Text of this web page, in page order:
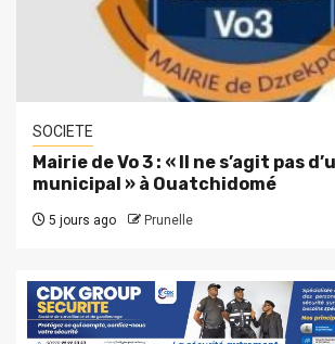
SOCIETE
Mairie de Vo 3 : « Il ne s’agit pas
municipal » à Ouatchidomé
5 jours ago Prunelle